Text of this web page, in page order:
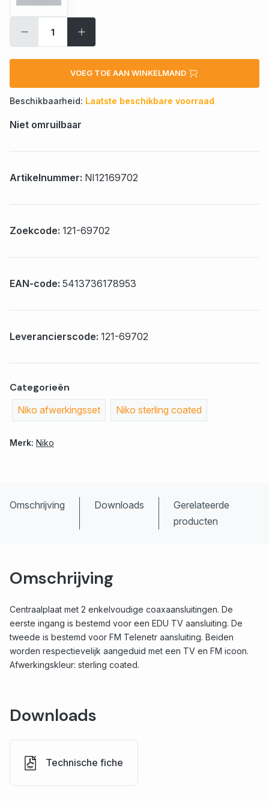
VOEG TOE AAN WINKELMAND
Beschikbaarheid: Laatste beschikbare voorraad
Niet omruilbaar
Artikelnummer: NI12169702
Zoekcode: 121-69702
EAN-code: 5413736178953
Leverancierscode: 121-69702
Categorieën
Niko afwerkingsset Niko sterling coated
Merk: Niko
Omschrijving Downloads
Gerelateerde
producten
Omschrijving
Centraalplaat met 2 enkelvoudige coaxaansluitingen. De
eerste ingang is bestemd voor een EDU TV aansluiting. De
tweede is bestemd voor FM Telenetr aansluiting. Beiden
worden respectievelijk aangeduid met een TV en FM icoon.
Afwerkingskleur: sterling coated.
Downloads
Technische fiche